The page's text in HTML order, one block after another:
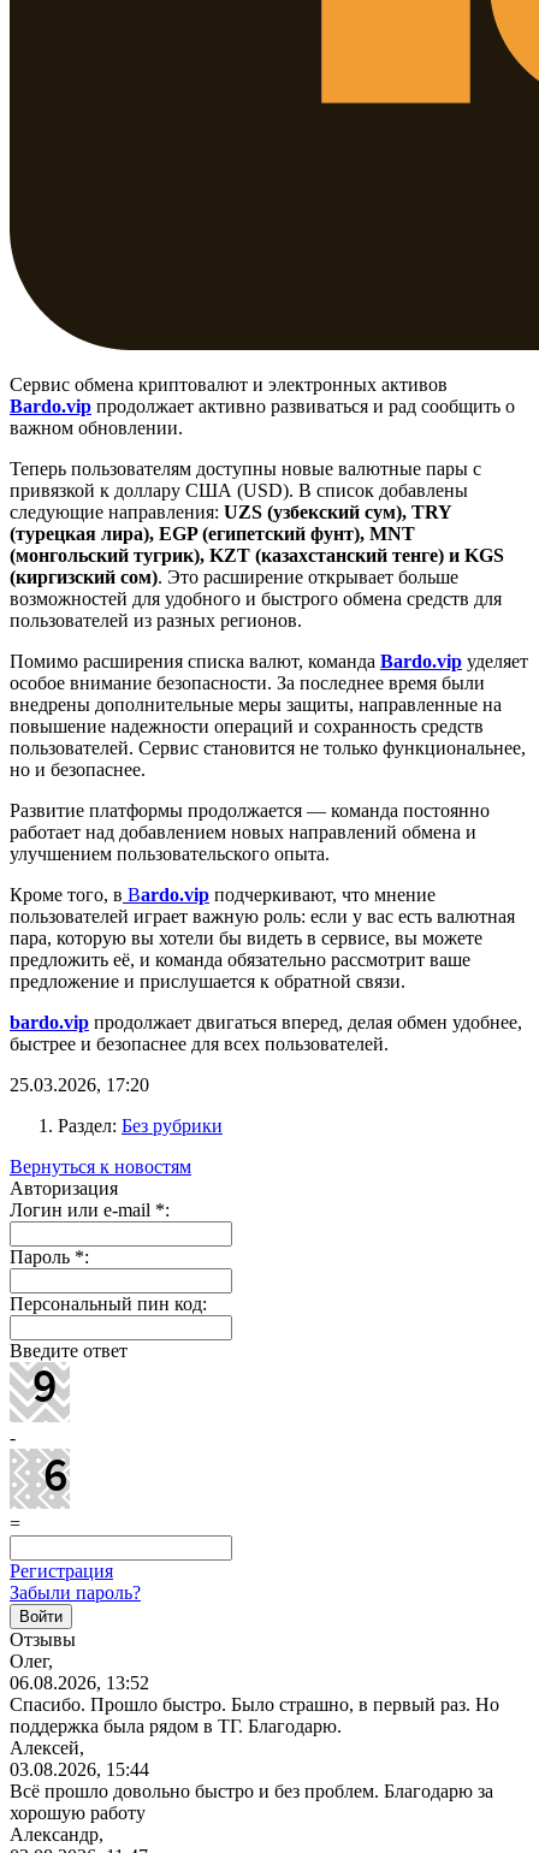
Сервис обмена криптовалют и электронных активов
Bardo.vip продолжает активно развиваться и рад сообщить о
важном обновлении.
Теперь пользователям доступны новые валютные пары с
привязкой к доллару США (USD). В список добавлены
следующие направления: UZS (узбекский сум), TRY
(турецкая лира), EGP (египетский фунт), MNT
(монгольский тугрик), KZT (казахстанский тенге) и KGS
(киргизский сом). Это расширение открывает больше
возможностей для удобного и быстрого обмена средств для
пользователей из разных регионов.
Помимо расширения списка валют, команда Bardo.vip уделяет
особое внимание безопасности. За последнее время были
внедрены дополнительные меры защиты, направленные на
повышение надежности операций и сохранность средств
пользователей. Сервис становится не только функциональнее,
но и безопаснее.
Развитие платформы продолжается — команда постоянно
работает над добавлением новых направлений обмена и
улучшением пользовательского опыта.
Кроме того, в Bardo.vip подчеркивают, что мнение
пользователей играет важную роль: если у вас есть валютная
пара, которую вы хотели бы видеть в сервисе, вы можете
предложить её, и команда обязательно рассмотрит ваше
предложение и прислушается к обратной связи.
bardo.vip продолжает двигаться вперед, делая обмен удобнее,
быстрее и безопаснее для всех пользователей.
25.03.2026, 17:20
Раздел: Без рубрики
Вернуться к новостям
Авторизация
Логин или e-mail *:
Пароль *:
Персональный пин код:
Введите ответ
-
=
Регистрация
Забыли пароль?
Отзывы
Олег,
06.08.2026, 13:52
Спасибо. Прошло быстро. Было страшно, в первый раз. Но
поддержка была рядом в ТГ. Благодарю.
Алексей,
03.08.2026, 15:44
Всё прошло довольно быстро и без проблем. Благодарю за
хорошую работу
Александр,